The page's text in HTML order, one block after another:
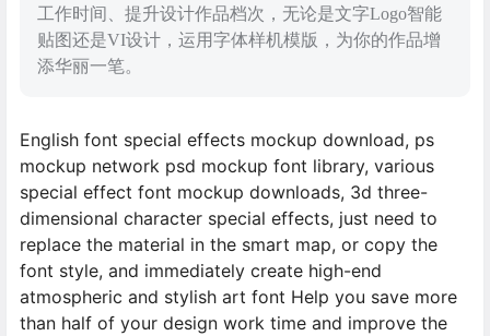
工作时间、提升设计作品档次，无论是文字Logo智能
贴图还是VI设计，运用字体样机模版，为你的作品增
添华丽一笔。
English font special effects mockup download, ps
mockup network psd mockup font library, various
special effect font mockup downloads, 3d three-
dimensional character special effects, just need to
replace the material in the smart map, or copy the
font style, and immediately create high-end
atmospheric and stylish art font Help you save more
than half of your design work time and improve the